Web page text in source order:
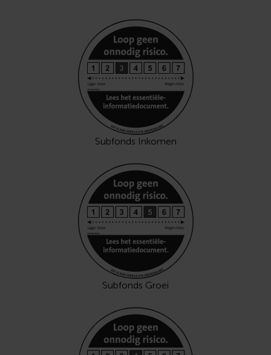
Subfonds Inkomen
Subfonds Groei